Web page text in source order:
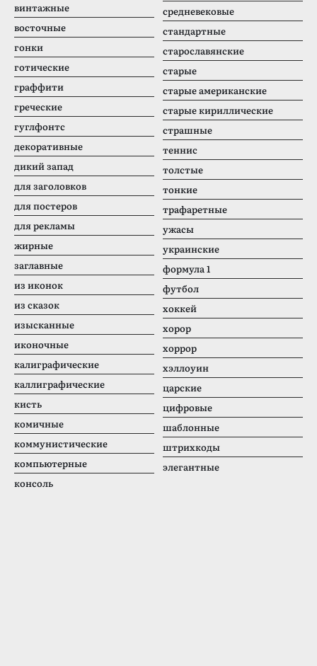
винтажные
восточные
гонки
готические
граффити
греческие
гуглфонтс
декоративные
дикий запад
для заголовков
для постеров
для рекламы
жирные
заглавные
из иконок
из сказок
изысканные
иконочные
калиграфические
каллиграфические
кисть
комичные
коммунистические
компьютерные
консоль
средневековые
стандартные
старославянские
старые
старые американские
старые кириллические
страшные
теннис
толстые
тонкие
трафаретные
ужасы
украинские
формула 1
футбол
хоккей
хорор
хоррор
хэллоуин
царские
цифровые
шаблонные
штрихкоды
элегантные